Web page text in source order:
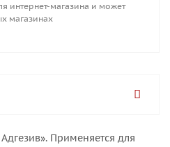
интернет-магазина и может
магазинах
Применяется для